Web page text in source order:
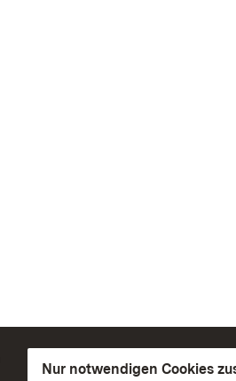
Nur notwendigen Cookies